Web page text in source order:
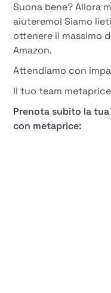
Suona bene? Allora
aiuteremo! Siamo
ottenere il massimo
Amazon.
Attendiamo con
Il tuo team metaprice
Prenota subito la
con metaprice: